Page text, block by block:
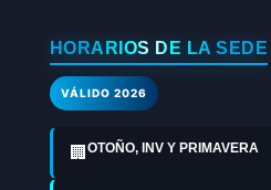
HORARIOS DE LA SEDE
VÁLIDO 2026
🏢 OTOÑO, INV Y PRIMAVERA